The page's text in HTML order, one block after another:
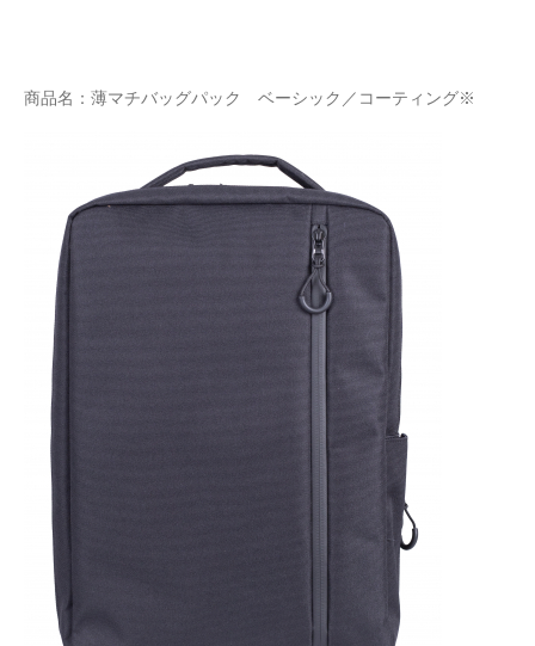
商品名：薄マチバッグパック ベーシック／コーティング※